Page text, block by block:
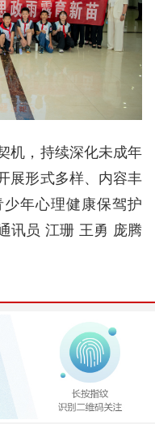
机，持续深化未成年
展形式多样、内容丰
年心理健康保驾护
讯员 江珊 王勇 庞腾